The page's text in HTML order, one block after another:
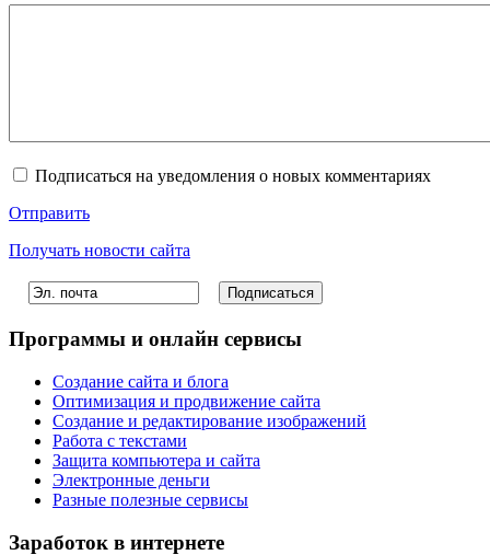
Подписаться на уведомления о новых комментариях
Отправить
Получать новости сайта
Программы и онлайн сервисы
Создание сайта и блога
Оптимизация и продвижение сайта
Создание и редактирование изображений
Работа с текстами
Защита компьютера и сайта
Электронные деньги
Разные полезные сервисы
Заработок в интернете